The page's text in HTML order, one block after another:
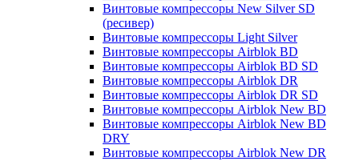
Винтовые компрессоры New Silver SD
(ресивер)
Винтовые компрессоры Light Silver
Винтовые компрессоры Airblok BD
Винтовые компрессоры Airblok BD SD
Винтовые компрессоры Airblok DR
Винтовые компрессоры Airblok DR SD
Винтовые компрессоры Airblok New BD
Винтовые компрессоры Airblok New BD
DRY
Винтовые компрессоры Airblok New DR